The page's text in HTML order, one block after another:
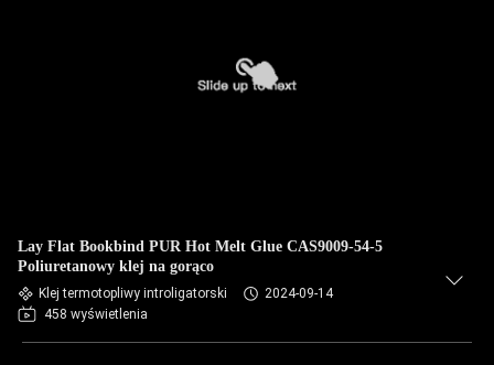
Lay Flat Bookbind PUR Hot Melt Glue CAS9009-54-5
Poliuretanowy klej na gorąco
Klej termotopliwy introligatorski
2024-09-14
458 wyświetlenia